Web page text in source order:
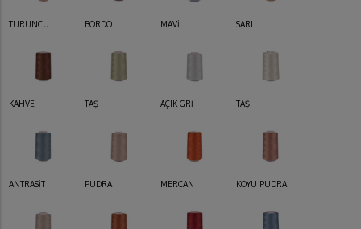
TURUNCU BORDO MAVİ SARI
KAHVE TAŞ AÇIK GRİ TAŞ
ANTRASİT PUDRA MERCAN KOYU PUDRA